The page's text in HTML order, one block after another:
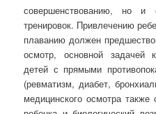
совершенствованию, но и
тренировок. Привлечению
плаванию должен
осмотр, основной задачей
детей с прямыми
(ревматизм, диабет,
медицинского осмотра